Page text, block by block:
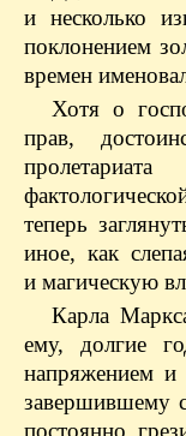
и несколько
поклонением
времен
Хотя о
прав,
теперь
иное, как
и магическую
Карла
ему, долгие
напряжением и
завершившему